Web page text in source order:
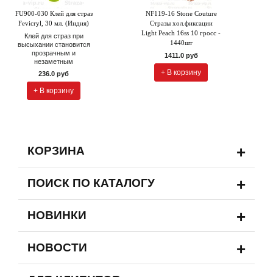
FU900-030 Клей для страз
Fevicryl, 30 мл. (Индия)
Клей для страз при
высыхании становится
прозрачным и
незаметным
236.0 руб
+ В корзину
NF119-16 Stone Couture
Стразы хол.фиксации
Light Peach 16ss 10 гросс -
1440шт
1411.0 руб
+ В корзину
КОРЗИНА +
ПОИСК ПО КАТАЛОГУ +
НОВИНКИ +
НОВОСТИ +